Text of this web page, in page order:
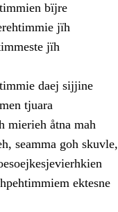
bïjre
jïh
jïh
daej sijjine
tjuara
mierieh åtna mah
seamma goh skuvle,
ektesne